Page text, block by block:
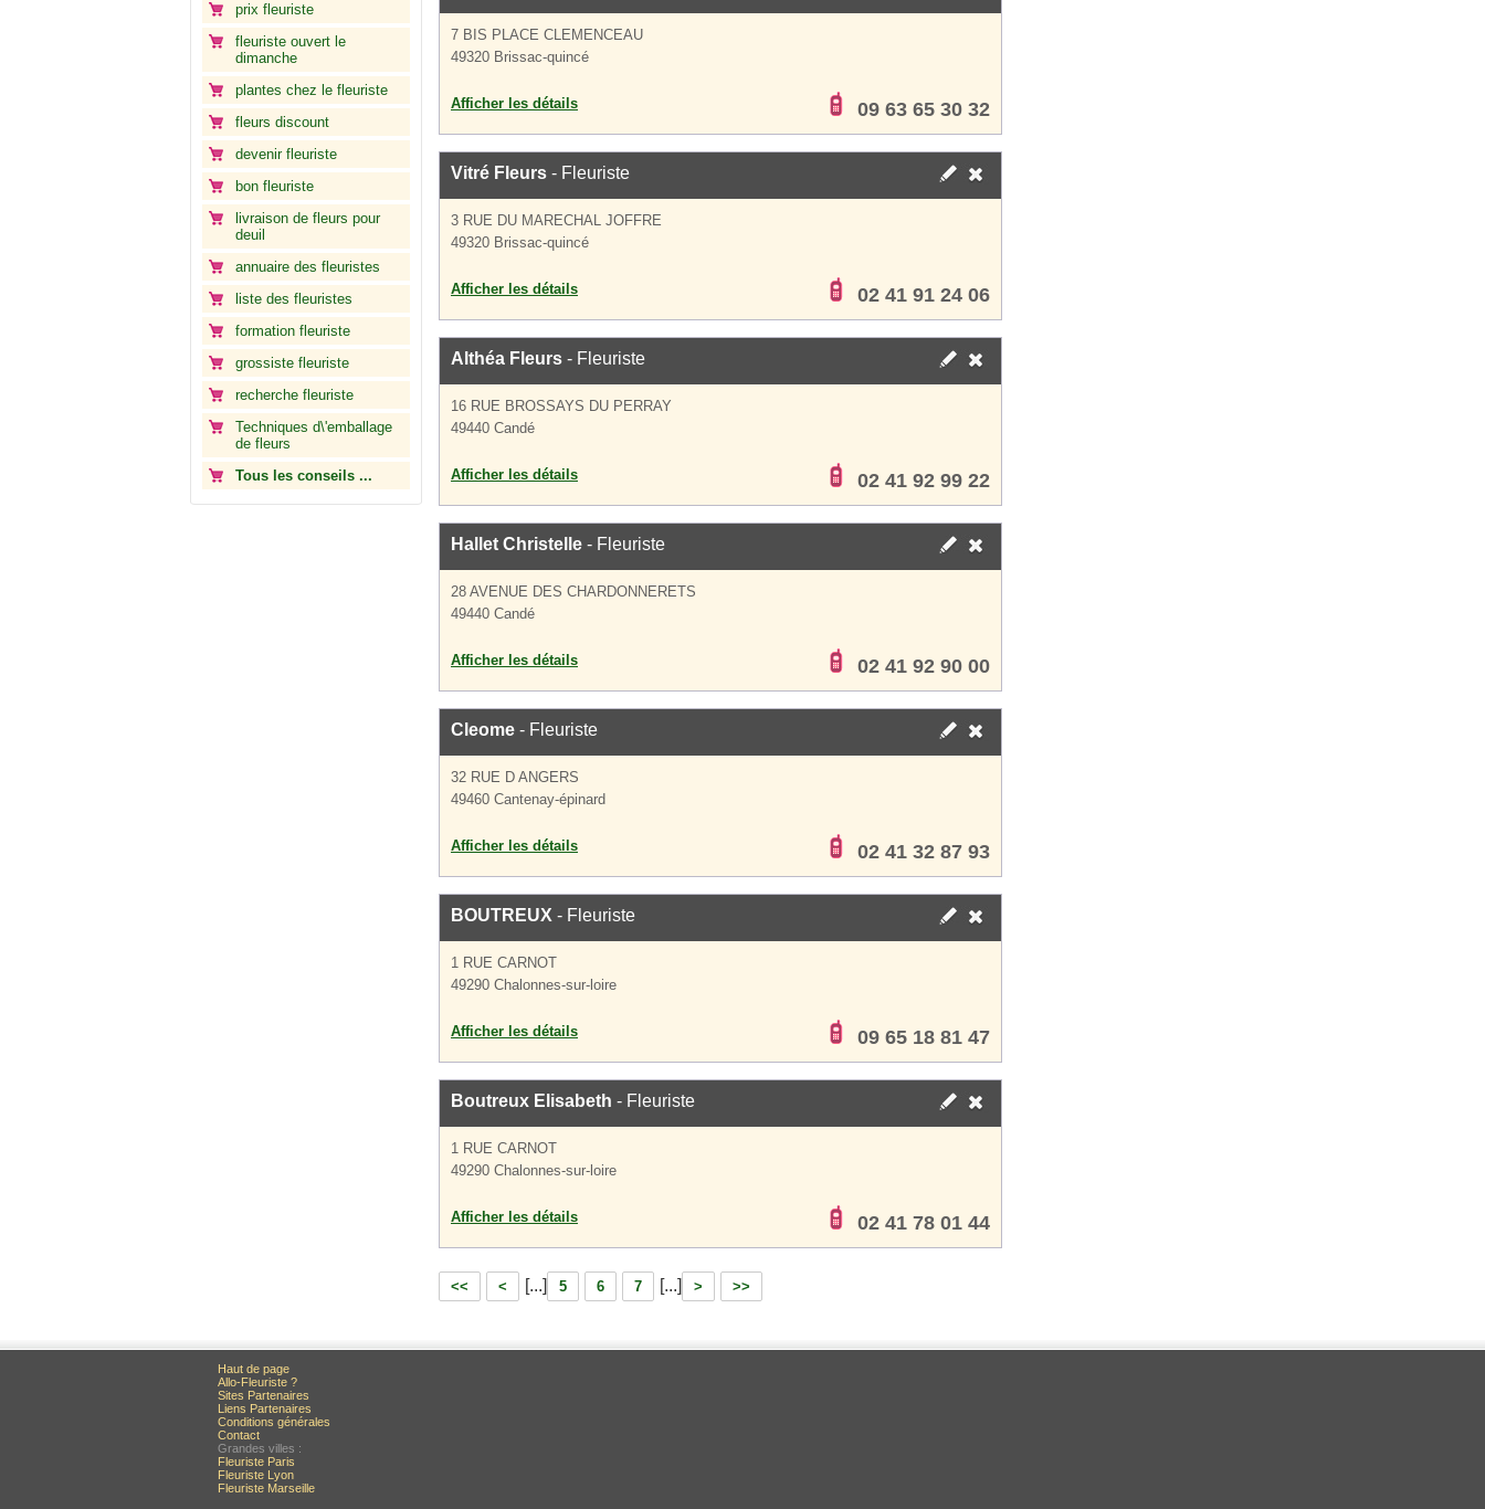
prix fleuriste
fleuriste ouvert le
dimanche
plantes chez le fleuriste
fleurs discount
devenir fleuriste
bon fleuriste
livraison de fleurs pour
deuil
annuaire des fleuristes
liste des fleuristes
formation fleuriste
grossiste fleuriste
recherche fleuriste
Techniques d\'emballage
de fleurs
Tous les conseils ...
7 BIS PLACE CLEMENCEAU
49320 Brissac-quincé
Afficher les détails 09 63 65 30 32
Vitré Fleurs - Fleuriste
3 RUE DU MARECHAL JOFFRE
49320 Brissac-quincé
Afficher les détails 02 41 91 24 06
Althéa Fleurs - Fleuriste
16 RUE BROSSAYS DU PERRAY
49440 Candé
Afficher les détails 02 41 92 99 22
Hallet Christelle - Fleuriste
28 AVENUE DES CHARDONNERETS
49440 Candé
Afficher les détails 02 41 92 90 00
Cleome - Fleuriste
32 RUE D ANGERS
49460 Cantenay-épinard
Afficher les détails 02 41 32 87 93
BOUTREUX - Fleuriste
1 RUE CARNOT
49290 Chalonnes-sur-loire
Afficher les détails 09 65 18 81 47
Boutreux Elisabeth - Fleuriste
1 RUE CARNOT
49290 Chalonnes-sur-loire
Afficher les détails 02 41 78 01 44
<< < [...] 5 6 7 [...] > >>
Haut de page
Allo-Fleuriste ?
Sites Partenaires
Liens Partenaires
Conditions générales
Contact
Grandes villes :
Fleuriste Paris
Fleuriste Lyon
Fleuriste Marseille